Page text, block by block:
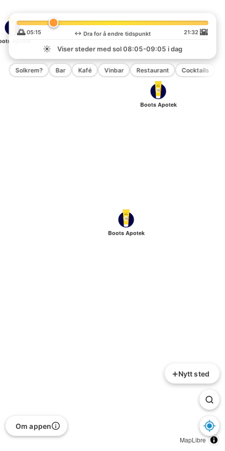
Boots Apotek
Boots Apotek
Apotek
MapLibre
+Nytt sted
🌅 05:15 ↔️ Dra for å endre tidspunkt 21:32 🌇
☀️
Viser steder med sol08:05-09:05 i dag
Solkrem? Bar Kafé Vinbar Restaurant Cocktails
Om appen